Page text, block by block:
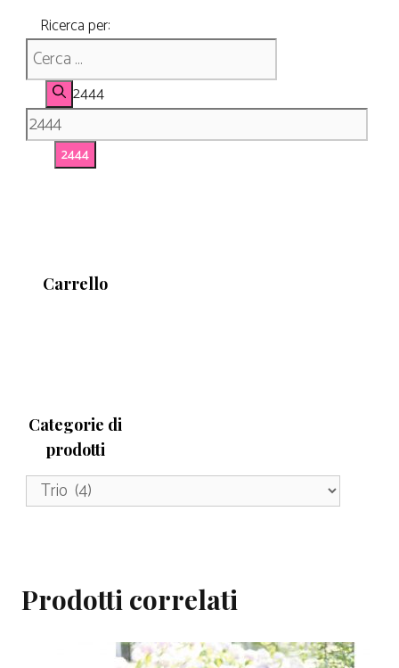
Ricerca per:
2444
Carrello
Categorie di
prodotti
Prodotti correlati